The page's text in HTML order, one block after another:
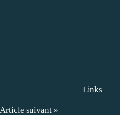
Article suivant »
Links